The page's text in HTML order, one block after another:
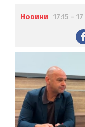
Новини 17:15 -